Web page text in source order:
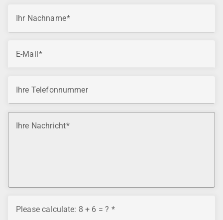
Ihr Nachname
E-Mail
Ihre Telefonnummer
Ihre Nachricht
Please calculate: 8 + 6 = ?